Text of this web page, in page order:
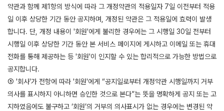
약관과 함께 제1항의 방식에 따라 그 개정약관의 적용일자 7일 이전부터 적용
일 이후 상당한 기간 동안 공지하며, 개정된 약관은 그 적용일에 효력이 발생
합니다. 단, 개정 내용이 '회원'에게 불리한 경우에는 그 시행일 30일 전부터
시행일 이후 상당한 기간 동안 본 서비스 페이지에 게시하고 이메일 또는 휴대
전화를 통해 제공하는 등 '회원'이 인지할 수 있는 합리적으로 가능한 방법으로
공지합니다.
⑤ '회사'가 전항에 따라 '회원'에게 “공지일로부터 개정약관 시행일까지 거부
의사를 표시하지 아니하면 승인한 것으로 본다”는 뜻을 명확하게 공지 또는 고
지하였음에도 불구하고 ‘회원’의 거부의 의사표시가 없는 경우에는 변경된 약